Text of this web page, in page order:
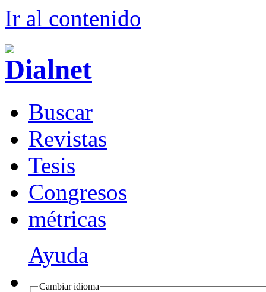
Ir al contenido
Buscar
Revistas
Tesis
Congresos
métricas
Ayuda
Cambiar idioma